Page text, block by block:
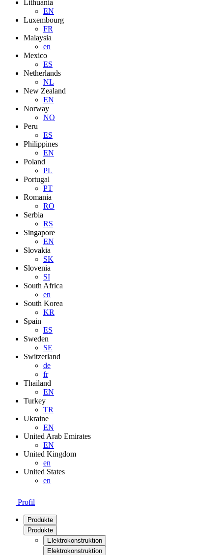
Lithuania
EN
Luxembourg
FR
Malaysia
en
Mexico
ES
Netherlands
NL
New Zealand
EN
Norway
NO
Peru
ES
Philippines
EN
Poland
PL
Portugal
PT
Romania
RO
Serbia
RS
Singapore
EN
Slovakia
SK
Slovenia
SI
South Africa
en
South Korea
KR
Spain
ES
Sweden
SE
Switzerland
de
fr
Thailand
EN
Turkey
TR
Ukraine
EN
United Arab Emirates
EN
United Kingdom
en
United States
en
Profil
Produkte
Produkte
Elektrokonstruktion
Elektrokonstruktion